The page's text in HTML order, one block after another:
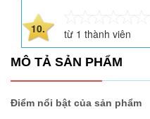
10. từ 1 thành viên
MÔ TẢ SẢN PHẨM
Điểm nổi bật của sản phẩm